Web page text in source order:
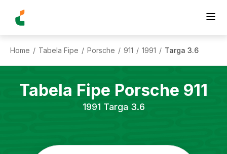
Home / Tabela Fipe / Porsche / 911 / 1991 / Targa 3.6
Tabela Fipe Porsche 911
1991 Targa 3.6